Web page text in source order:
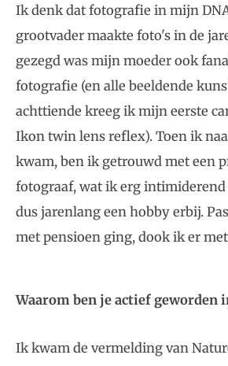
Ik denk dat fotografie in mijn
grootvader maakte foto's in de
gezegd was mijn moeder ook
fotografie (en alle beeldende
achttiende kreeg ik mijn eerste
Ikon twin lens reflex). Toen ik
kwam, ben ik getrouwd met een
fotograaf, wat ik erg intimiderend
dus jarenlang een hobby erbij.
met pensioen ging, dook ik er
Waarom ben je actief geworden
Ik kwam de vermelding van